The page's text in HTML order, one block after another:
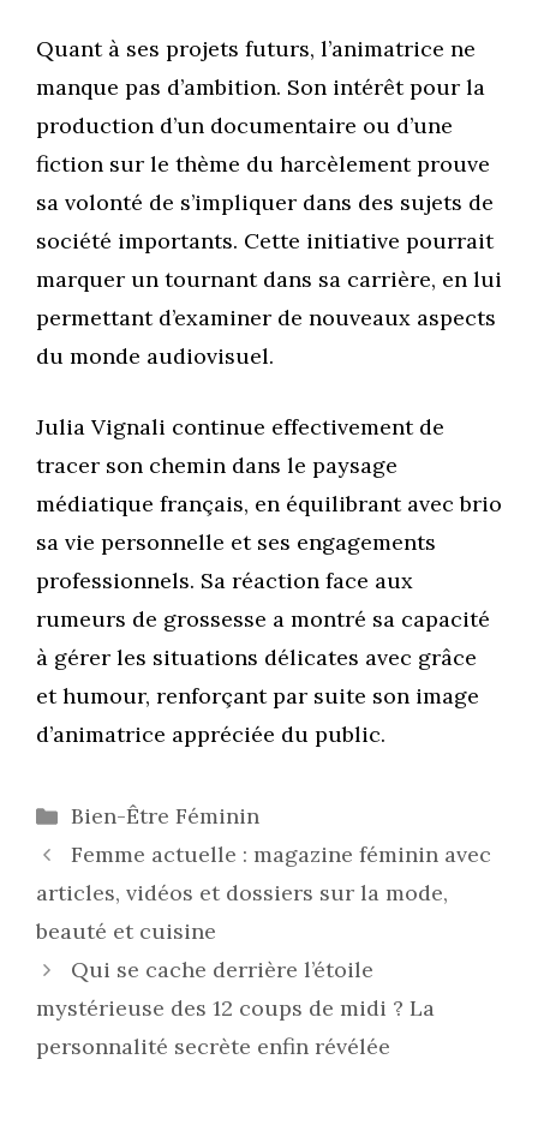
Quant à ses projets futurs, l’animatrice ne
manque pas d’ambition. Son intérêt pour la
production d’un documentaire ou d’une
fiction sur le thème du harcèlement prouve
sa volonté de s’impliquer dans des sujets de
société importants. Cette initiative pourrait
marquer un tournant dans sa carrière, en lui
permettant d’examiner de nouveaux aspects
du monde audiovisuel.
Julia Vignali continue effectivement de
tracer son chemin dans le paysage
médiatique français, en équilibrant avec brio
sa vie personnelle et ses engagements
professionnels. Sa réaction face aux
rumeurs de grossesse a montré sa capacité
à gérer les situations délicates avec grâce
et humour, renforçant par suite son image
d’animatrice appréciée du public.
Catégories
Bien-Être Féminin
Femme actuelle : magazine féminin avec
articles, vidéos et dossiers sur la mode,
beauté et cuisine
Qui se cache derrière l’étoile
mystérieuse des 12 coups de midi ? La
personnalité secrète enfin révélée